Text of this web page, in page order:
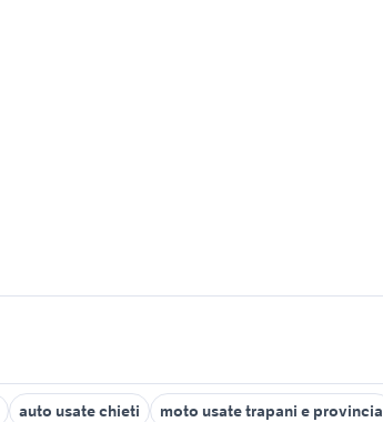
auto usate chieti moto usate trapani e provincia